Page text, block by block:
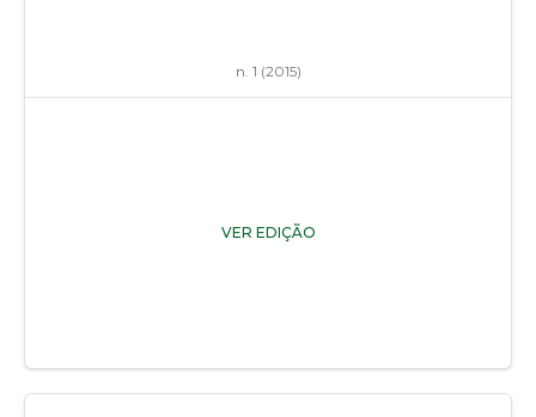
n. 1 (2015)
VER EDIÇÃO